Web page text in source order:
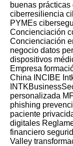
buenas
ciberresiliencia
PYMEs
Concienciación
Concienciación
negocio datos
dispositivos
Empresa
China
INCIBE
personalizada
phishing
paciente
digitales
financiero
Valley